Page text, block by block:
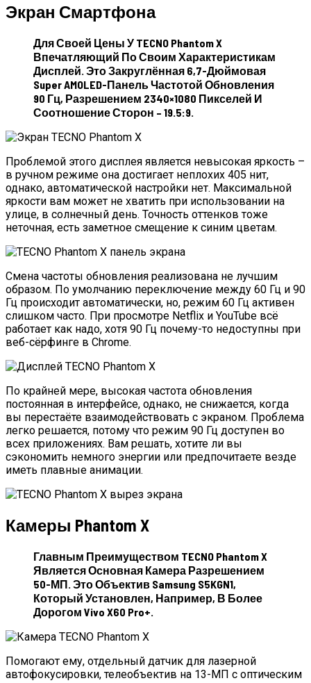
Экран Смартфона
Для Своей Цены У TECNO Phantom X
Впечатляющий По Своим Характеристикам
Дисплей. Это Закруглённая 6,7-Дюймовая
Super AMOLED-Панель Частотой Обновления
90 Гц, Разрешением 2340×1080 Пикселей И
Соотношение Сторон – 19.5:9.
Проблемой этого дисплея является невысокая яркость –
в ручном режиме она достигает неплохих 405 нит,
однако, автоматической настройки нет. Максимальной
яркости вам может не хватить при использовании на
улице, в солнечный день. Точность оттенков тоже
неточная, есть заметное смещение к синим цветам.
Смена частоты обновления реализована не лучшим
образом. По умолчанию переключение между 60 Гц и 90
Гц происходит автоматически, но, режим 60 Гц активен
слишком часто. При просмотре Netflix и YouTube всё
работает как надо, хотя 90 Гц почему-то недоступны при
веб-сёрфинге в Chrome.
По крайней мере, высокая частота обновления
постоянная в интерфейсе, однако, не снижается, когда
вы перестаёте взаимодействовать с экраном. Проблема
легко решается, потому что режим 90 Гц доступен во
всех приложениях. Вам решать, хотите ли вы
сэкономить немного энергии или предпочитаете везде
иметь плавные анимации.
Камеры Phantom X
Главным Преимуществом TECNO Phantom X
Является Основная Камера Разрешением
50-МП. Это Объектив Samsung S5KGN1,
Который Установлен, Например, В Более
Дорогом Vivo X60 Pro+.
Помогают ему, отдельный датчик для лазерной
автофокусировки, телеобъектив на 13-МП с оптическим